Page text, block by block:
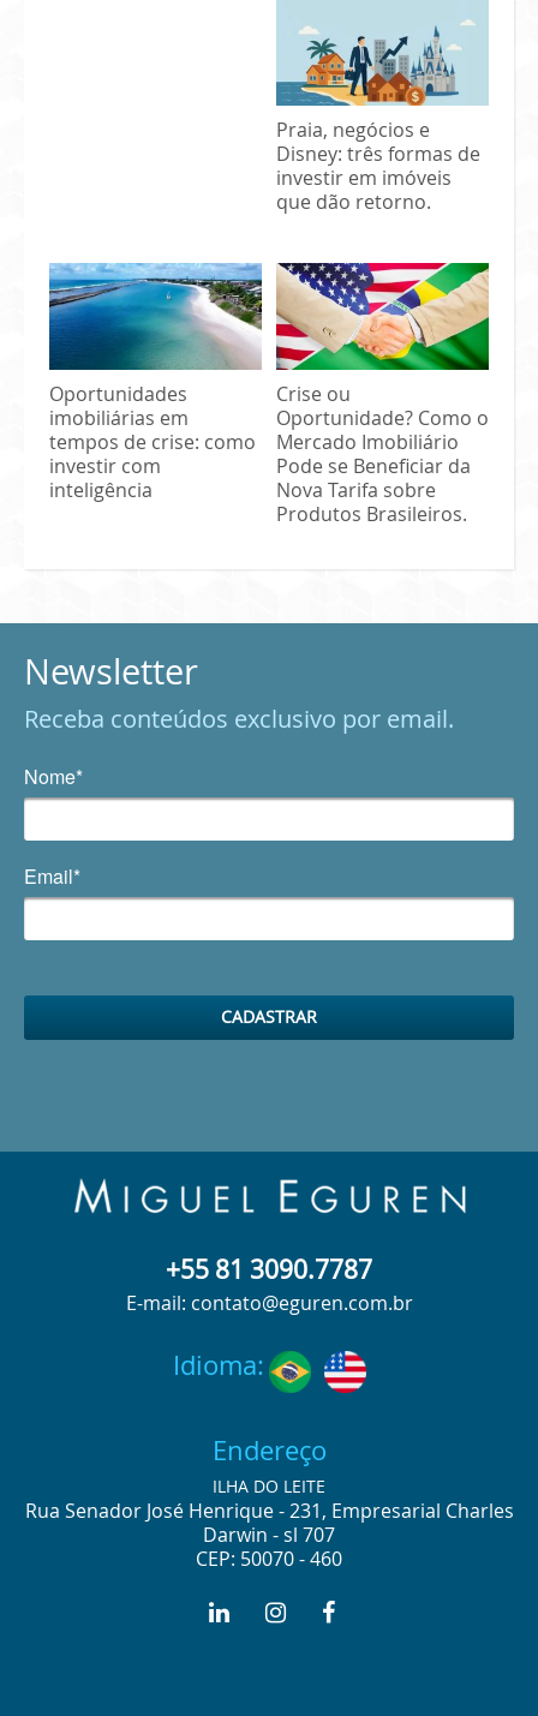
Praia, negócios e
Disney: três formas de
investir em imóveis
que dão retorno.
Oportunidades
imobiliárias em
tempos de crise: como
investir com
inteligência
Crise ou
Oportunidade? Como o
Mercado Imobiliário
Pode se Beneficiar da
Nova Tarifa sobre
Produtos Brasileiros.
Newsletter
Receba conteúdos exclusivo por email.
Nome*
Email*
+55 81 3090.7787
E-mail: contato@eguren.com.br
Idioma:
Endereço
ILHA DO LEITE
Rua Senador José Henrique - 231, Empresarial Charles
Darwin - sl 707
CEP: 50070 - 460